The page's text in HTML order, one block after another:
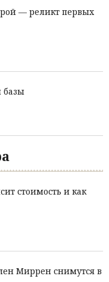
— реликт первых
базы
стоимость и как
Миррен снимутся в